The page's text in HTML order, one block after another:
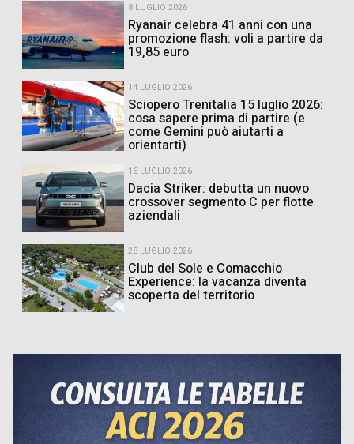
8 LUGLIO 2026
Ryanair celebra 41 anni con una
promozione flash: voli a partire da
19,85 euro
14 LUGLIO 2026
Sciopero Trenitalia 15 luglio 2026:
cosa sapere prima di partire (e
come Gemini può aiutarti a
orientarti)
16 LUGLIO 2026
Dacia Striker: debutta un nuovo
crossover segmento C per flotte
aziendali
28 LUGLIO 2026
Club del Sole e Comacchio
Experience: la vacanza diventa
scoperta del territorio